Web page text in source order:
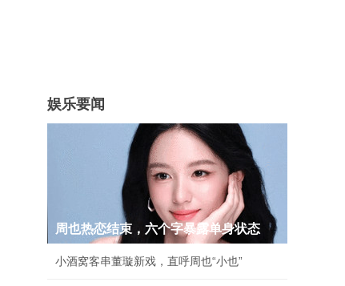
娱乐要闻
周也热恋结束，六个字暴露单身状态
小酒窝客串董璇新戏，直呼周也“小也”